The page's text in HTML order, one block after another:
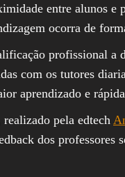
entre alunos e
ocorra de
profissional a
com os tutores
aprendizado e
pela edtech
dos